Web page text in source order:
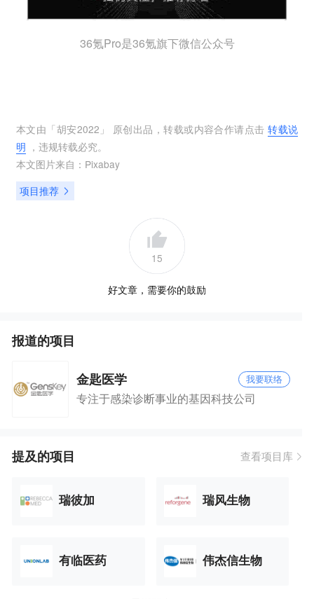
36氪Pro是36氪旗下微信公众号
本文由「胡安2022 」 原创出品，转载或内容合作请点击转载说
明 ，违规转载必究。
本文图片来自： Pixabay
项目推荐
15
好文章，需要你的鼓励
报道的项目
金匙医学 我要联络
专注于感染诊断事业的基因科技公司
提及的项目 查看项目库
瑞彼加 瑞风生物
有临医药 伟杰信生物